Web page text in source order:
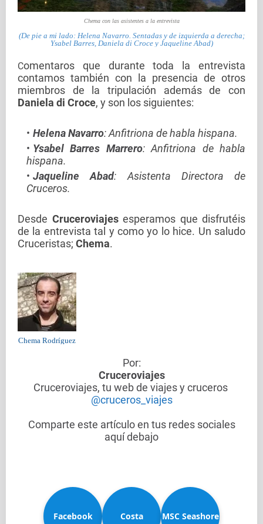
Chema con las asistentes a la entrevista
(De pie a mi lado: Helena Navarro. Sentadas y de izquierda a derecha;
Ysabel Barres, Daniela di Croce y Jaqueline Abad)
Comentaros que durante toda la entrevista
contamos también con la presencia de otros
miembros de la tripulación además de con
Daniela di Croce, y son los siguientes:
Helena Navarro: Anfitriona de habla hispana.
Ysabel Barres Marrero: Anfitriona de habla
hispana.
Jaqueline Abad: Asistenta Directora de
Cruceros.
Desde Cruceroviajesesperamos que disfrutéis
de la entrevista tal y como yo lo hice. Un saludo
Cruceristas; Chema.
Chema Rodríguez
Por:
Cruceroviajes
Cruceroviajes, tu web de viajes y cruceros
@cruceros_viajes
Comparte este artículo en tus redes sociales
aquí debajo
Facebook Costa MSC Seashore